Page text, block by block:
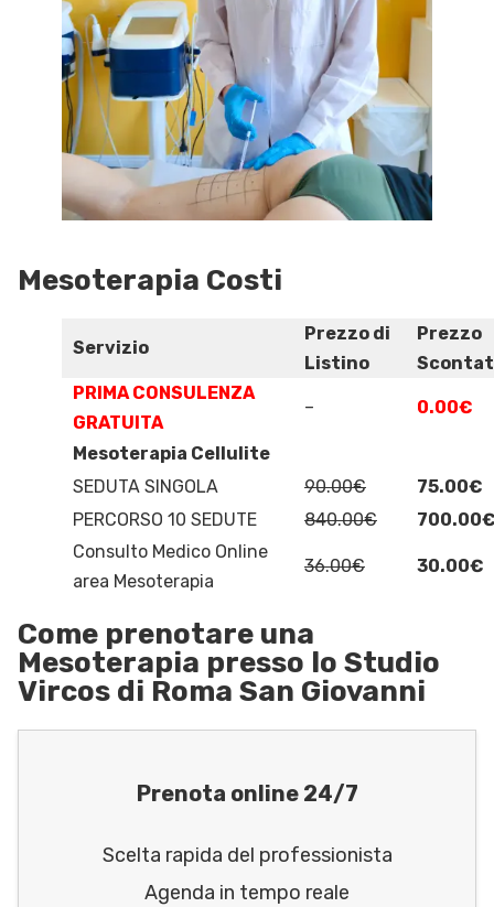
Mesoterapia Costi
Servizio
Prezzo di
Listino
Prezzo
PRIMA CONSULENZA
GRATUITA
– 0.00€
Mesoterapia Cellulite
SEDUTA SINGOLA
90.00€
75.00€
PERCORSO 10 SEDUTE
840.00€
Consulto Medico Online
area Mesoterapia
36.00€ 30.00€
Come prenotare una
Mesoterapia presso lo Studio
Vircos di Roma San Giovanni
Prenota online 24/7
Scelta rapida del professionista
Agenda in tempo reale